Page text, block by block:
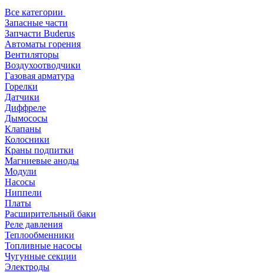
Все категории
Запасные части
Запчасти Buderus
Автоматы горения
Вентиляторы
Воздухоотводчики
Газовая арматура
Горелки
Датчики
Диффреле
Дымососы
Клапаны
Колосники
Краны подпитки
Магниевые аноды
Модули
Насосы
Ниппели
Платы
Расширительный баки
Реле давления
Теплообменники
Топливные насосы
Чугунные секции
Электроды